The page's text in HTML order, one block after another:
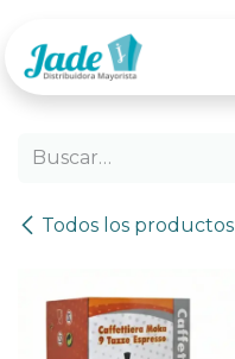
Todos los productos